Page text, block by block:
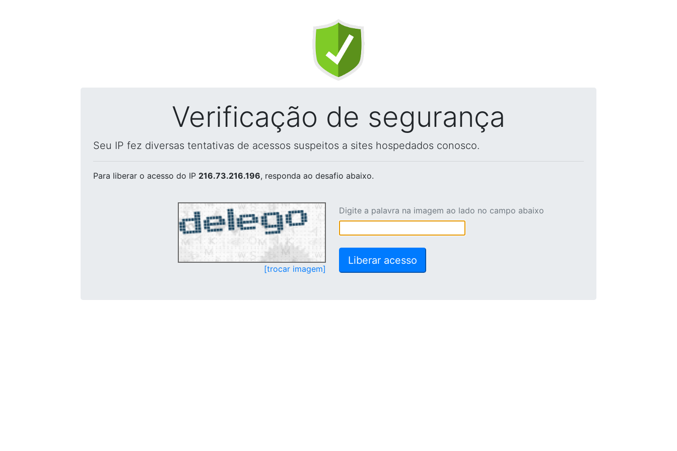
Verificação de segurança
Seu IP fez diversas tentativas de acessos suspeitos a sites hospedados conosco.
Para liberar o acesso do IP 216.73.216.196, responda ao desafio abaixo.
[trocar imagem]
Digite a palavra na imagem ao lado no campo abaixo